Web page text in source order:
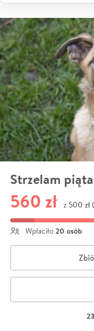
Strzelam
560 zł z 500 zł
Wpłaciło 20 osób